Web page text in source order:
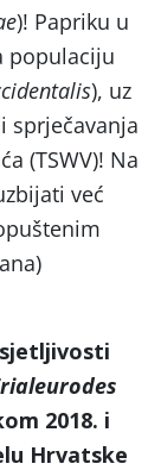
)! Papriku u
populaciju
), uz
sprječavanja
(TSWV)! Na
već
2018. i
Hrvatske